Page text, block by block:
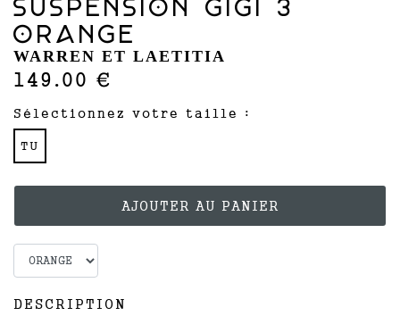
SUSPENSION GIGI 3
ORANGE
WARREN ET LAETITIA
149.00 €
Sélectionnez votre taille :
TU
DESCRIPTION